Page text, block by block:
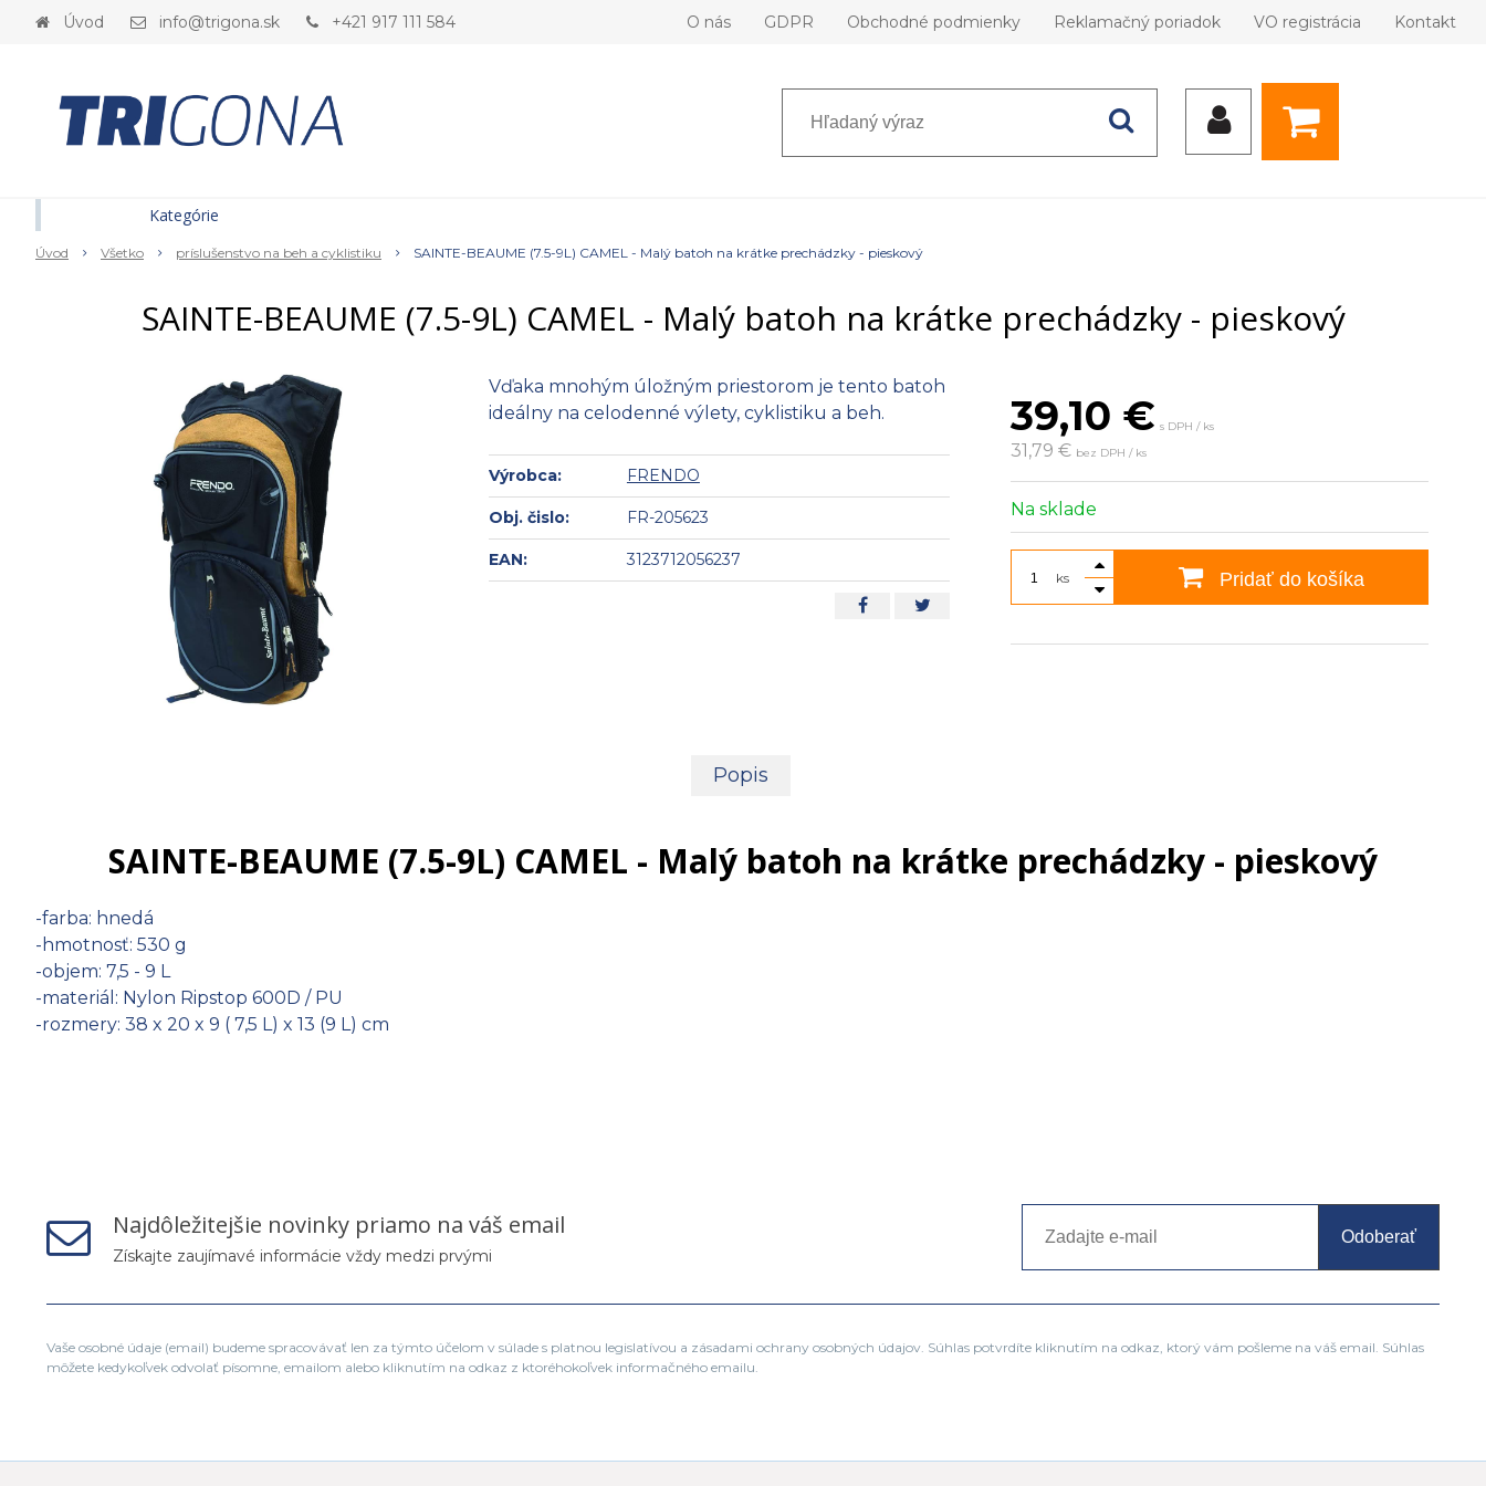
Úvod info@trigona.sk +421 917 111 584 O nás GDPR Obchodné podmienky Reklamačný poriadok VO registrácia Kontakt
Úvod Všetko príslušenstvo na beh a cyklistiku SAINTE-BEAUME (7.5-9L) CAMEL - Malý batoh na krátke prechádzky - pieskový
SAINTE-BEAUME (7.5-9L) CAMEL - Malý batoh na krátke prechádzky - pieskový
39,10 € s DPH / ks
31,79 € bez DPH / ks
Na sklade
ks Pridať do košíka
Vďaka mnohým úložným priestorom je tento batoh
ideálny na celodenné výlety, cyklistiku a beh.
Výrobca: FRENDO
Obj. čislo: FR-205623
EAN: 3123712056237
Popis
SAINTE-BEAUME (7.5-9L) CAMEL - Malý batoh na krátke prechádzky - pieskový
-farba: hnedá
-hmotnosť: 530 g
-objem: 7,5 - 9 L
-materiál: Nylon Ripstop 600D / PU
-rozmery: 38 x 20 x 9 ( 7,5 L) x 13 (9 L) cm
Kategórie
Najdôležitejšie novinky priamo na váš email
Získajte zaujímavé informácie vždy medzi prvými
Odoberať
Vaše osobné údaje (email) budeme spracovávať len za týmto účelom v súlade s platnou legislatívou a zásadami ochrany osobných údajov. Súhlas potvrdíte kliknutím na odkaz, ktorý vám pošleme na váš email. Súhlas
môžete kedykoľvek odvolať písomne, emailom alebo kliknutím na odkaz z ktoréhokoľvek informačného emailu.